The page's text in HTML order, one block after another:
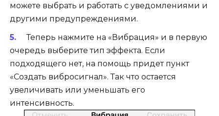
можете выбрать и работать с уведомлениями и
другими предупреждениями.
Теперь нажмите на «Вибрация» и в первую
очередь выберите тип эффекта. Если
подходящего нет, на помощь придет пункт
«Создать вибросигнал». Так что остается
увеличивать или уменьшать его
интенсивность.